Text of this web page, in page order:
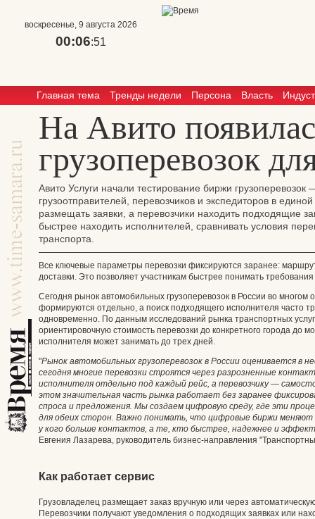
воскресенье, 9 августа 2026
00:06:52
Главная тема Тренды недели Персона Власть
На Авито
грузоперевозок
Авито Услуги начали тестирование биржи
грузоотправителей, перевозчиков и экспедиторов в
размещать заявки, а перевозчики находить подходящие
быстрее находить исполнителей, сравнивать условия
транспорта.
Все ключевые параметры перевозки фиксируются заранее:
доставки. Это позволяет участникам быстрее понимать
Сегодня рынок автомобильных грузоперевозок в России во многом
формируются отдельно, а поиск подходящего исполнителя часто
одновременно. По данным исследований рынка транспортных
ориентировочную стоимость перевозки до конкретного города до
исполнителя может занимать до трех дней.
"Рынок автомобильных грузоперевозок в России оценивается в
сегодня многие перевозки строятся через разрозненные
исполнителя отдельно под каждый рейс, а перевозчику —
этом значительная часть рынка работает без заранее
спроса и предложения. Мы создаем цифровую среду, где эти
для обеих сторон. Важно понимать, что цифровые биржи
у кого больше контактов, а те, кто быстрее, надежнее и
Евгения Лазарева, руководитель бизнес-направления
Как работает сервис
Грузовладелец размещает заказ вручную или через
Перевозчики получают уведомления о подходящих заявках или